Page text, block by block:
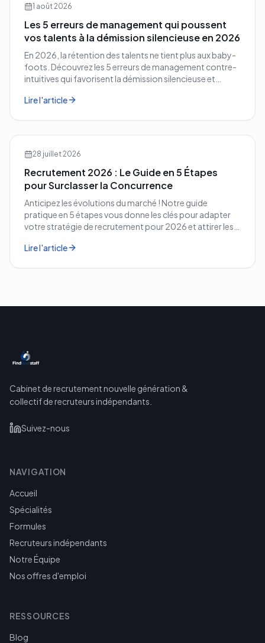
1 août 2026
Les 5 erreurs de management qui poussent
vos talents à la démission silencieuse en 2026
En 2026, la rétention des talents ne tient plus aux baby-
foots. Découvrez les 5 erreurs de management contre-
intuitives qui favorisent la démission silencieuse et
Lire l'article
28 juillet 2026
Recrutement 2026 : Le Guide en 5 Étapes
pour Surclasser la Concurrence
Anticipez les évolutions du marché ! Notre guide
pratique en 5 étapes vous donne les clés pour adapter
votre stratégie de recrutement pour 2026 et attirer les
Lire l'article
Cabinet de recrutement nouvelle génération &
collectif de recruteurs indépendants.
Suivez-nous
NAVIGATION
Accueil
Spécialités
Formules
Recruteurs indépendants
Notre Équipe
Nos offres d'emploi
RESSOURCES
Blog